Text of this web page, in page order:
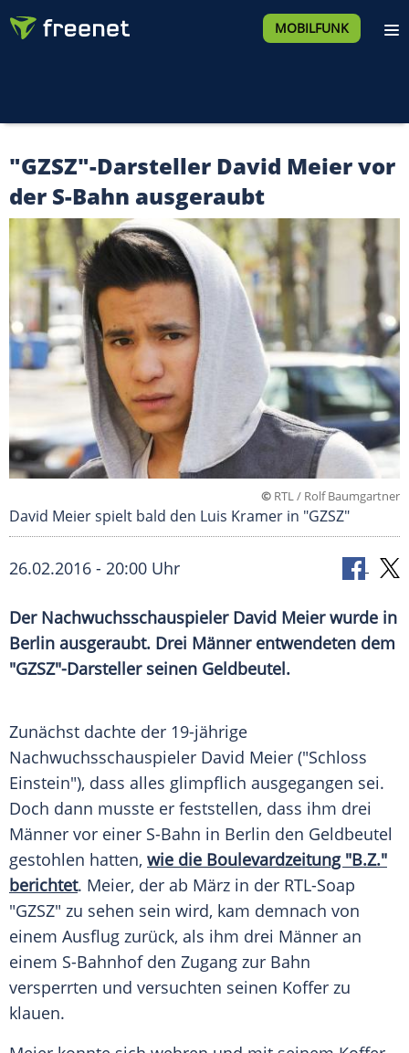
MOBILFUNK
"GZSZ"-Darsteller David Meier vor
der S-Bahn ausgeraubt
© RTL / Rolf Baumgartner
David Meier spielt bald den Luis Kramer in "GZSZ"
26.02.2016 - 20:00 Uhr
Der Nachwuchsschauspieler David Meier wurde in
Berlin ausgeraubt. Drei Männer entwendeten dem
"GZSZ"-Darsteller seinen Geldbeutel.
Zunächst dachte der 19-jährige
Nachwuchsschauspieler David Meier ("Schloss
Einstein"), dass alles glimpflich ausgegangen sei.
Doch dann musste er feststellen, dass ihm drei
Männer vor einer S-Bahn in Berlin den Geldbeutel
gestohlen hatten, wie die Boulevardzeitung "B.Z."
berichtet. Meier, der ab März in der RTL-Soap
"GZSZ" zu sehen sein wird, kam demnach von
einem Ausflug zurück, als ihm drei Männer an
einem S-Bahnhof den Zugang zur Bahn
versperrten und versuchten seinen Koffer zu
klauen.